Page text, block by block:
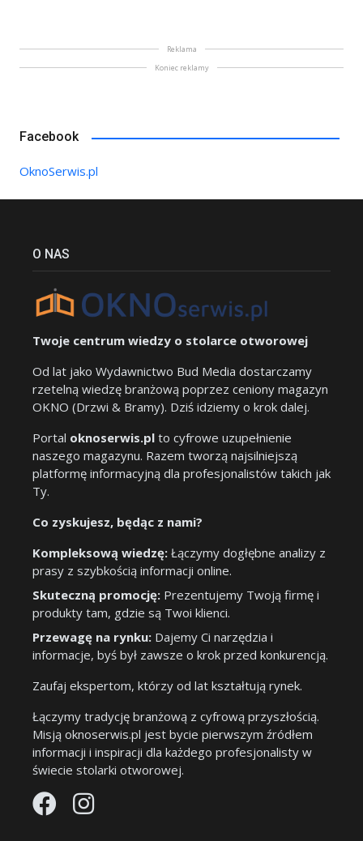
Reklama
Koniec reklamy
Facebook
OknoSerwis.pl
O NAS
Twoje centrum wiedzy o stolarce otworowej
Od lat jako Wydawnictwo Bud Media dostarczamy
rzetelną wiedzę branżową poprzez ceniony magazyn
OKNO (Drzwi & Bramy). Dziś idziemy o krok dalej.
Portal oknoserwis.pl to cyfrowe uzupełnienie
naszego magazynu. Razem tworzą najsilniejszą
platformę informacyjną dla profesjonalistów takich jak
Ty.
Co zyskujesz, będąc z nami?
Kompleksową wiedzę: Łączymy dogłębne analizy z
prasy z szybkością informacji online.
Skuteczną promocję: Prezentujemy Twoją firmę i
produkty tam, gdzie są Twoi klienci.
Przewagę na rynku: Dajemy Ci narzędzia i
informacje, byś był zawsze o krok przed konkurencją.
Zaufaj ekspertom, którzy od lat kształtują rynek.
Łączymy tradycję branżową z cyfrową przyszłością.
Misją oknoserwis.pl jest bycie pierwszym źródłem
informacji i inspiracji dla każdego profesjonalisty w
świecie stolarki otworowej.